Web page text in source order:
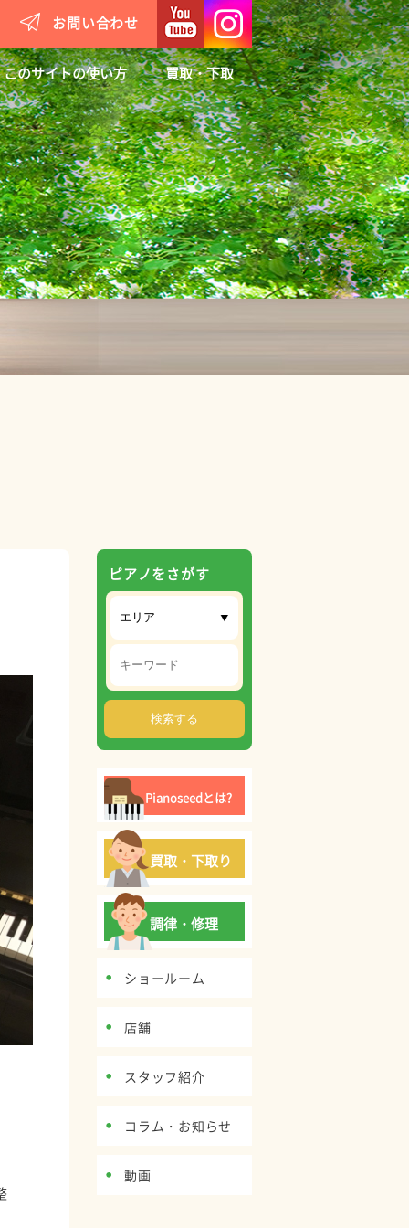
このサイトの使い方 買取・下取
お問い合わせ
ピアノをさがす
Pianoseedとは?
買取・下取り
調律・修理
ショールーム
店舗
スタッフ紹介
コラム・お知らせ
動画